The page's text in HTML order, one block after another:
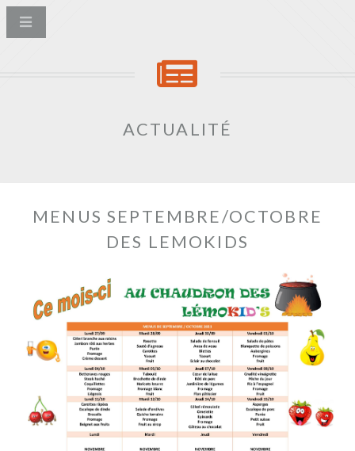
ACTUALITÉ
MENUS SEPTEMBRE/OCTOBRE
DES LEMOKIDS